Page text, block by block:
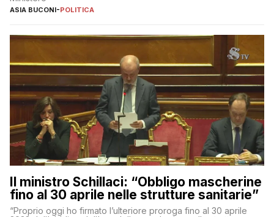
ASIA BUCONI-POLITICA
Il ministro Schillaci: “Obbligo mascherine
fino al 30 aprile nelle strutture sanitarie”
“Proprio oggi ho firmato l’ulteriore proroga fino al 30 aprile